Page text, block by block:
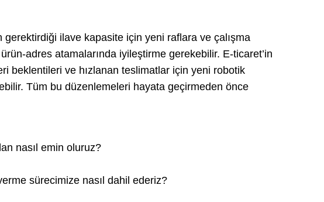
ilave kapasite için yeni raflara ve çalışma
adres atamalarında iyileştirme gerekebilir. E-ticaret’in
beklentileri ve hızlanan teslimatlar için yeni robotik
Tüm bu düzenlemeleri hayata geçirmeden önce
nasıl emin oluruz?
sürecimize nasıl dahil ederiz?